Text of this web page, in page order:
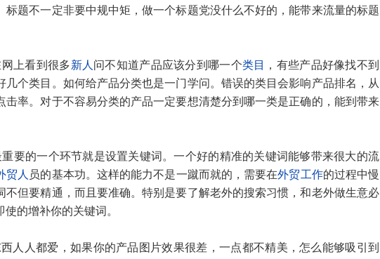
标题不一定非要中规中矩，做一个标题党没什么不好的，能带来流量的标题
上看到很多新人问不知道产品应该分到哪一个类目
，有些产品好像找不到
几个类目。如何给产品分类也是一门学问。错误的类目会影响产品排名，从
击率。对于不容易分类的产品一定要想清楚分到哪一类是正确的，能到带来
要的一个环节就是设置关键词。一个好的精准的关键词能够带来很大的流
贸人 员的基本功。这样的能力不是一蹴而就的，需要在外贸工作的过程中慢
不但要精通，而且要准确。特别是要了解老外的搜索习惯，和老外做生意必
的增补你的关键词。
人人都爱，如果你的产品图片效果很差，一点都不精美，怎么能够吸引到